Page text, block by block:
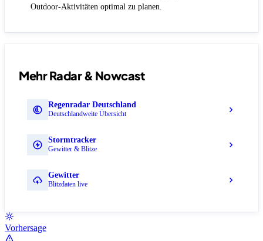
Outdoor-Aktivitäten optimal zu planen.
Mehr Radar & Nowcast
Regenradar Deutschland
Deutschlandweite Übersicht
Stormtracker
Gewitter & Blitze
Gewitter
Blitzdaten live
Vorhersage